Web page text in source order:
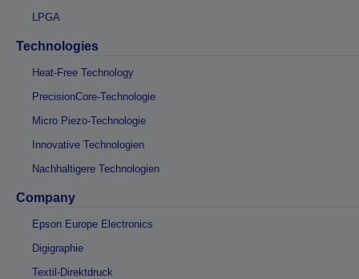
LPGA
Technologies
Heat-Free Technology
PrecisionCore-Technologie
Micro Piezo-Technologie
Innovative Technologien
Nachhaltigere Technologien
Company
Epson Europe Electronics
Digigraphie
Textil-Direktdruck